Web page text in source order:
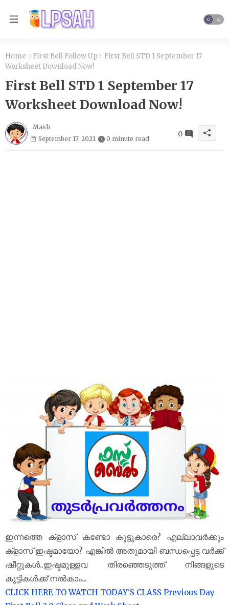
Home First Bell Follow Up
First Bell STD 1 September 17
Worksheet Download Now!
First Bell STD 1 September 17
Worksheet Download Now!
Mash
September 17, 2021
0 minute read
0
ഇന്നത്തെ ക്‌ളാസ് കണ്ടോ കൂട്ടുകാരെ? എല്ലാവർക്കും
ക്‌ളാസ് ഇഷ്ടമായോ? എങ്കിൽ അതുമായി ബന്ധപ്പെട്ട വർക്ക്
ഷീറ്റുകൾ..ഇഷ്ടമുള്ളവ തിരഞ്ഞെടുത്ത് നിങ്ങളുടെ
കുട്ടികൾക്ക് നൽകാം...
CLICK HERE TO WATCH TODAY'S CLASS Previous Day